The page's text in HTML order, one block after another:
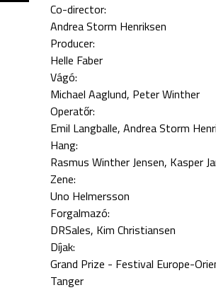
Co-director:
Andrea Storm Henriksen
Producer:
Helle Faber
Vágó:
Michael Aaglund Peter Winther
Operatőr:
Emil Langballe Andrea Storm
Hang:
Rasmus Winther Jensen Kasper
Zene:
Uno Helmersson
Forgalmazó:
DRSales, Kim Christiansen
Díjak:
Grand Prize - Festival Europe-
Tanger